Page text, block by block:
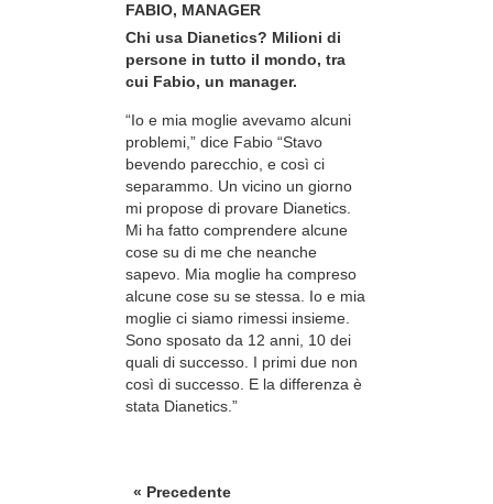
FABIO, MANAGER
Chi usa Dianetics? Milioni di
persone in tutto il mondo, tra
cui Fabio, un manager.
“Io e mia moglie avevamo alcuni
problemi,” dice Fabio “Stavo
bevendo parecchio, e così ci
separammo. Un vicino un giorno
mi propose di provare Dianetics.
Mi ha fatto comprendere alcune
cose su di me che neanche
sapevo. Mia moglie ha compreso
alcune cose su se stessa. Io e mia
moglie ci siamo rimessi insieme.
Sono sposato da 12 anni, 10 dei
quali di successo. I primi due non
così di successo. E la differenza è
stata Dianetics.”
« Precedente